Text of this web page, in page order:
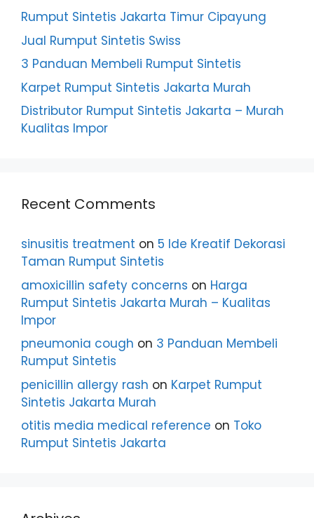
Rumput Sintetis Jakarta Timur Cipayung
Jual Rumput Sintetis Swiss
3 Panduan Membeli Rumput Sintetis
Karpet Rumput Sintetis Jakarta Murah
Distributor Rumput Sintetis Jakarta – Murah
Kualitas Impor
Recent Comments
sinusitis treatment on 5 Ide Kreatif Dekorasi
Taman Rumput Sintetis
amoxicillin safety concerns on Harga
Rumput Sintetis Jakarta Murah – Kualitas
Impor
pneumonia cough on 3 Panduan Membeli
Rumput Sintetis
penicillin allergy rash on Karpet Rumput
Sintetis Jakarta Murah
otitis media medical reference on Toko
Rumput Sintetis Jakarta